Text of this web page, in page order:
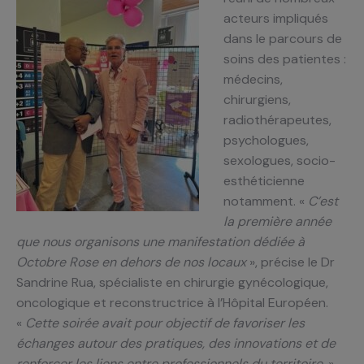
acteurs impliqués
dans le parcours de
soins des patientes :
médecins,
chirurgiens,
radiothérapeutes,
psychologues,
sexologues, socio-
esthéticienne
notamment. « C’est
la première année
que nous organisons une manifestation dédiée à
Octobre Rose en dehors de nos locaux», précise le Dr
Sandrine Rua, spécialiste en chirurgie gynécologique,
oncologique et reconstructrice à l’Hôpital Européen.
« Cette soirée avait pour objectif de favoriser les
échanges autour des pratiques, des innovations et de